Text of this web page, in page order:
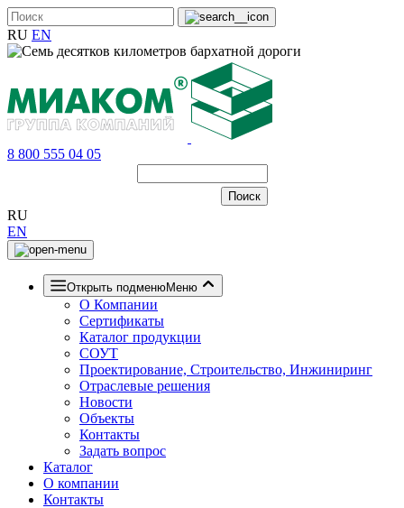
RU EN
8 800 555 04 05
RU
EN
Открыть подменюМеню
О Компании
Сертификаты
Каталог продукции
СОУТ
Проектирование, Строительство, Инжиниринг
Отраслевые решения
Новости
Объекты
Контакты
Задать вопрос
Каталог
О компании
Контакты